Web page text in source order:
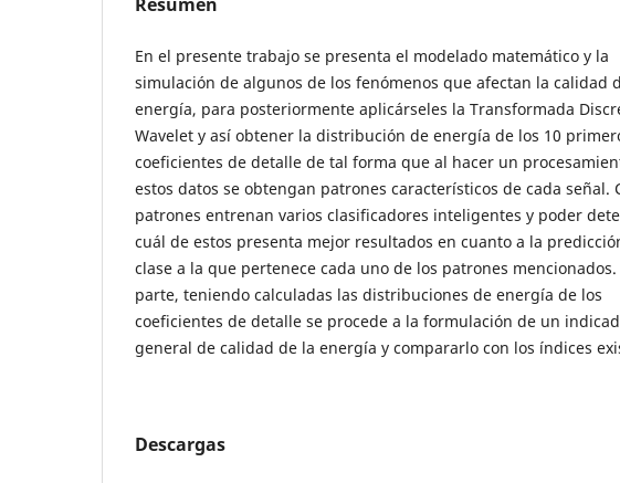
En el presente trabajo se presenta el modelado matemático y la
simulación de algunos de los fenómenos que afectan la calidad
energía, para posteriormente aplicárseles la Transformada
Wavelet y así obtener la distribución de energía de los 10
coeficientes de detalle de tal forma que al hacer un
estos datos se obtengan patrones característicos de cada señal.
patrones entrenan varios clasificadores inteligentes y poder
cuál de estos presenta mejor resultados en cuanto a la
clase a la que pertenece cada uno de los patrones mencionados.
parte, teniendo calculadas las distribuciones de energía de los
coeficientes de detalle se procede a la formulación de un
general de calidad de la energía y compararlo con los índices
Descargas